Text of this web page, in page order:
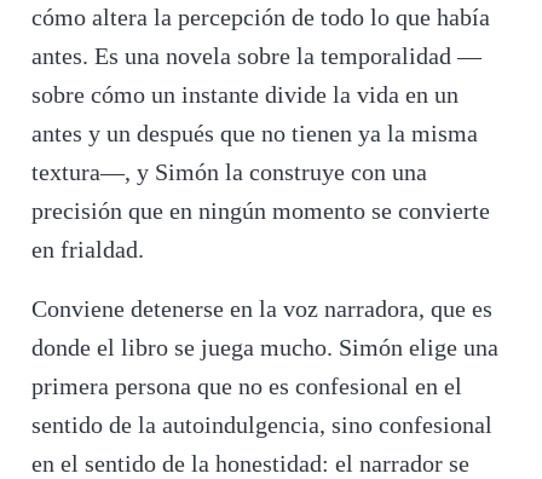
cómo altera la percepción de todo lo que había
antes. Es una novela sobre la temporalidad —
sobre cómo un instante divide la vida en un
antes y un después que no tienen ya la misma
textura—, y Simón la construye con una
precisión que en ningún momento se convierte
en frialdad.
Conviene detenerse en la voz narradora, que es
donde el libro se juega mucho. Simón elige una
primera persona que no es confesional en el
sentido de la autoindulgencia, sino confesional
en el sentido de la honestidad: el narrador se